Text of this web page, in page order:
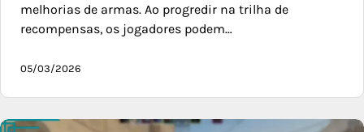
melhorias de armas. Ao progredir na trilha de
recompensas, os jogadores podem…
05/03/2026